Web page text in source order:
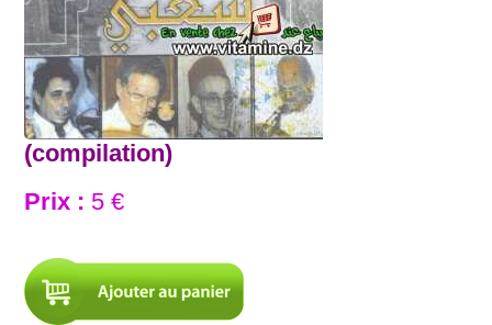
(compilation)
Prix : 5 €